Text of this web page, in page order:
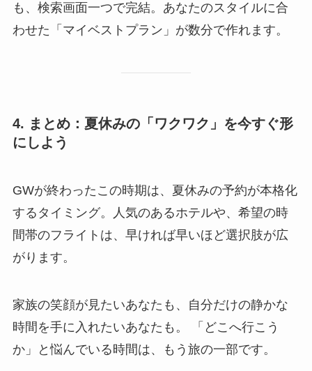
も、検索画面一つで完結。あなたのスタイルに合
わせた「マイベストプラン」が数分で作れます。
4. まとめ：夏休みの「ワクワク」を今すぐ形
にしよう
GWが終わったこの時期は、夏休みの予約が本格化
するタイミング。人気のあるホテルや、希望の時
間帯のフライトは、早ければ早いほど選択肢が広
がります。
家族の笑顔が見たいあなたも、自分だけの静かな
時間を手に入れたいあなたも。 「どこへ行こう
か」と悩んでいる時間は、もう旅の一部です。